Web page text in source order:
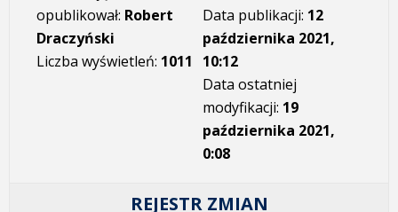
opublikował: Robert
Draczyński
Liczba wyświetleń: 1011
Data publikacji: 12
października 2021,
10:12
Data ostatniej
modyfikacji: 19
października 2021,
0:08
REJESTR ZMIAN